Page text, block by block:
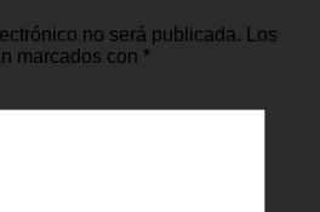
no será publicada.
Los
marcados con *